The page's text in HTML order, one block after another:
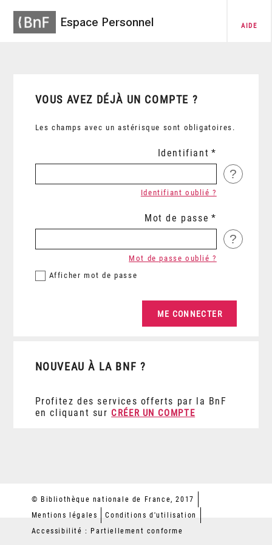
Espace Personnel AIDE
VOUS AVEZ DÉJÀ UN COMPTE ?
Les champs avec un astérisque sont obligatoires.
Identifiant
?
Identifiant oublié ?
Mot de passe
?
Afficher mot de passe
Mot de passe oublié ?
NOUVEAU À LA BNF ?
Profitez des services offerts par la BnF
en cliquant sur CRÉER UN COMPTE
© Bibliothèque nationale de France, 2017
Mentions légales
Conditions d'utilisation
Accessibilité : Partiellement conforme